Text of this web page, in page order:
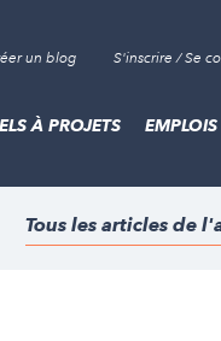
un blog S'inscrire / Se
À PROJETS EMPLOIS
Tous les articles de